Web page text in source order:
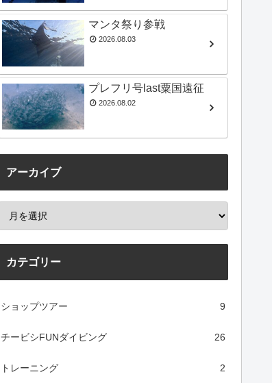
マンタ祭り参戦
2026.08.03
プレフリ号last粟国遠征
2026.08.02
アーカイブ
カテゴリー
ショップツアー 9
チービシFUNダイビング 26
トレーニング 2